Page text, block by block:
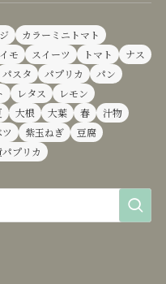
カラーミニトマト
モ スイーツ トマト
ナス
パスタ パプリカ
パン
レタス
レモン
大根 大葉 春
汁物
紫玉ねぎ
豆腐
プリカ